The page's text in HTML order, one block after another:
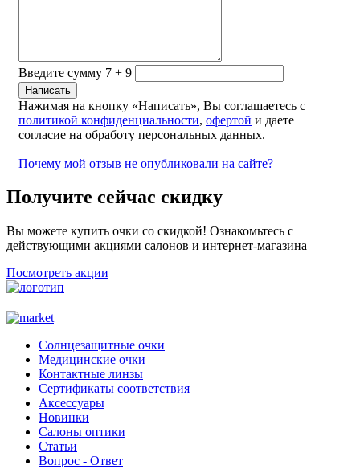
Введите сумму 7 + 9
Нажимая на кнопку «Написать», Вы соглашаетесь с
политикой конфиденциальности, офертой и даете
согласие на обработу персональных данных.
Почему мой отзыв не опубликовали на сайте?
Получите сейчас скидку
Вы можете купить очки со скидкой! Ознакомьтесь с
действующими акциями салонов и интернет-магазина
Посмотреть акции
Солнцезащитные очки
Медицинские очки
Контактные линзы
Сертификаты соответствия
Аксессуары
Новинки
Салоны оптики
Статьи
Вопрос - Ответ